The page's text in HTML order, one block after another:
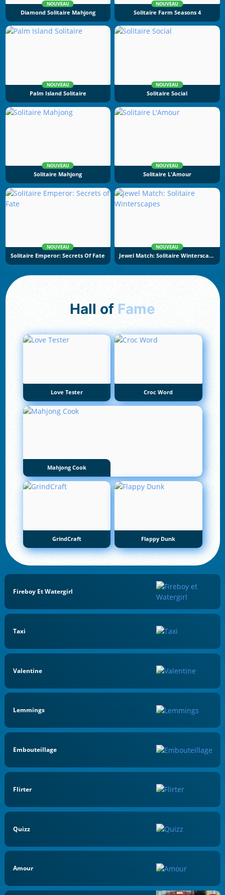
NOUVEAU
Diamond Solitaire Mahjong
NOUVEAU
Solitaire Farm Seasons 4
NOUVEAU
Palm Island Solitaire
NOUVEAU
Solitaire Social
NOUVEAU
Solitaire Mahjong
NOUVEAU
Solitaire L'Amour
NOUVEAU
Solitaire Emperor: Secrets Of Fate
NOUVEAU
Jewel Match: Solitaire Winterscapes
Hall of Fame
Love Tester Croc Word
Mahjong Cook
GrindCraft Flappy Dunk
Fireboy Et Watergirl
Taxi
Valentine
Lemmings
Embouteillage
Flirter
Quizz
Amour